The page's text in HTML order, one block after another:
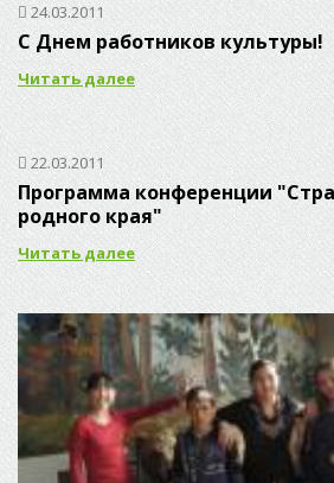
24.03.2011
С Днем работников культуры!
Читать далее
22.03.2011
Программа конференции
родного края"
Читать далее